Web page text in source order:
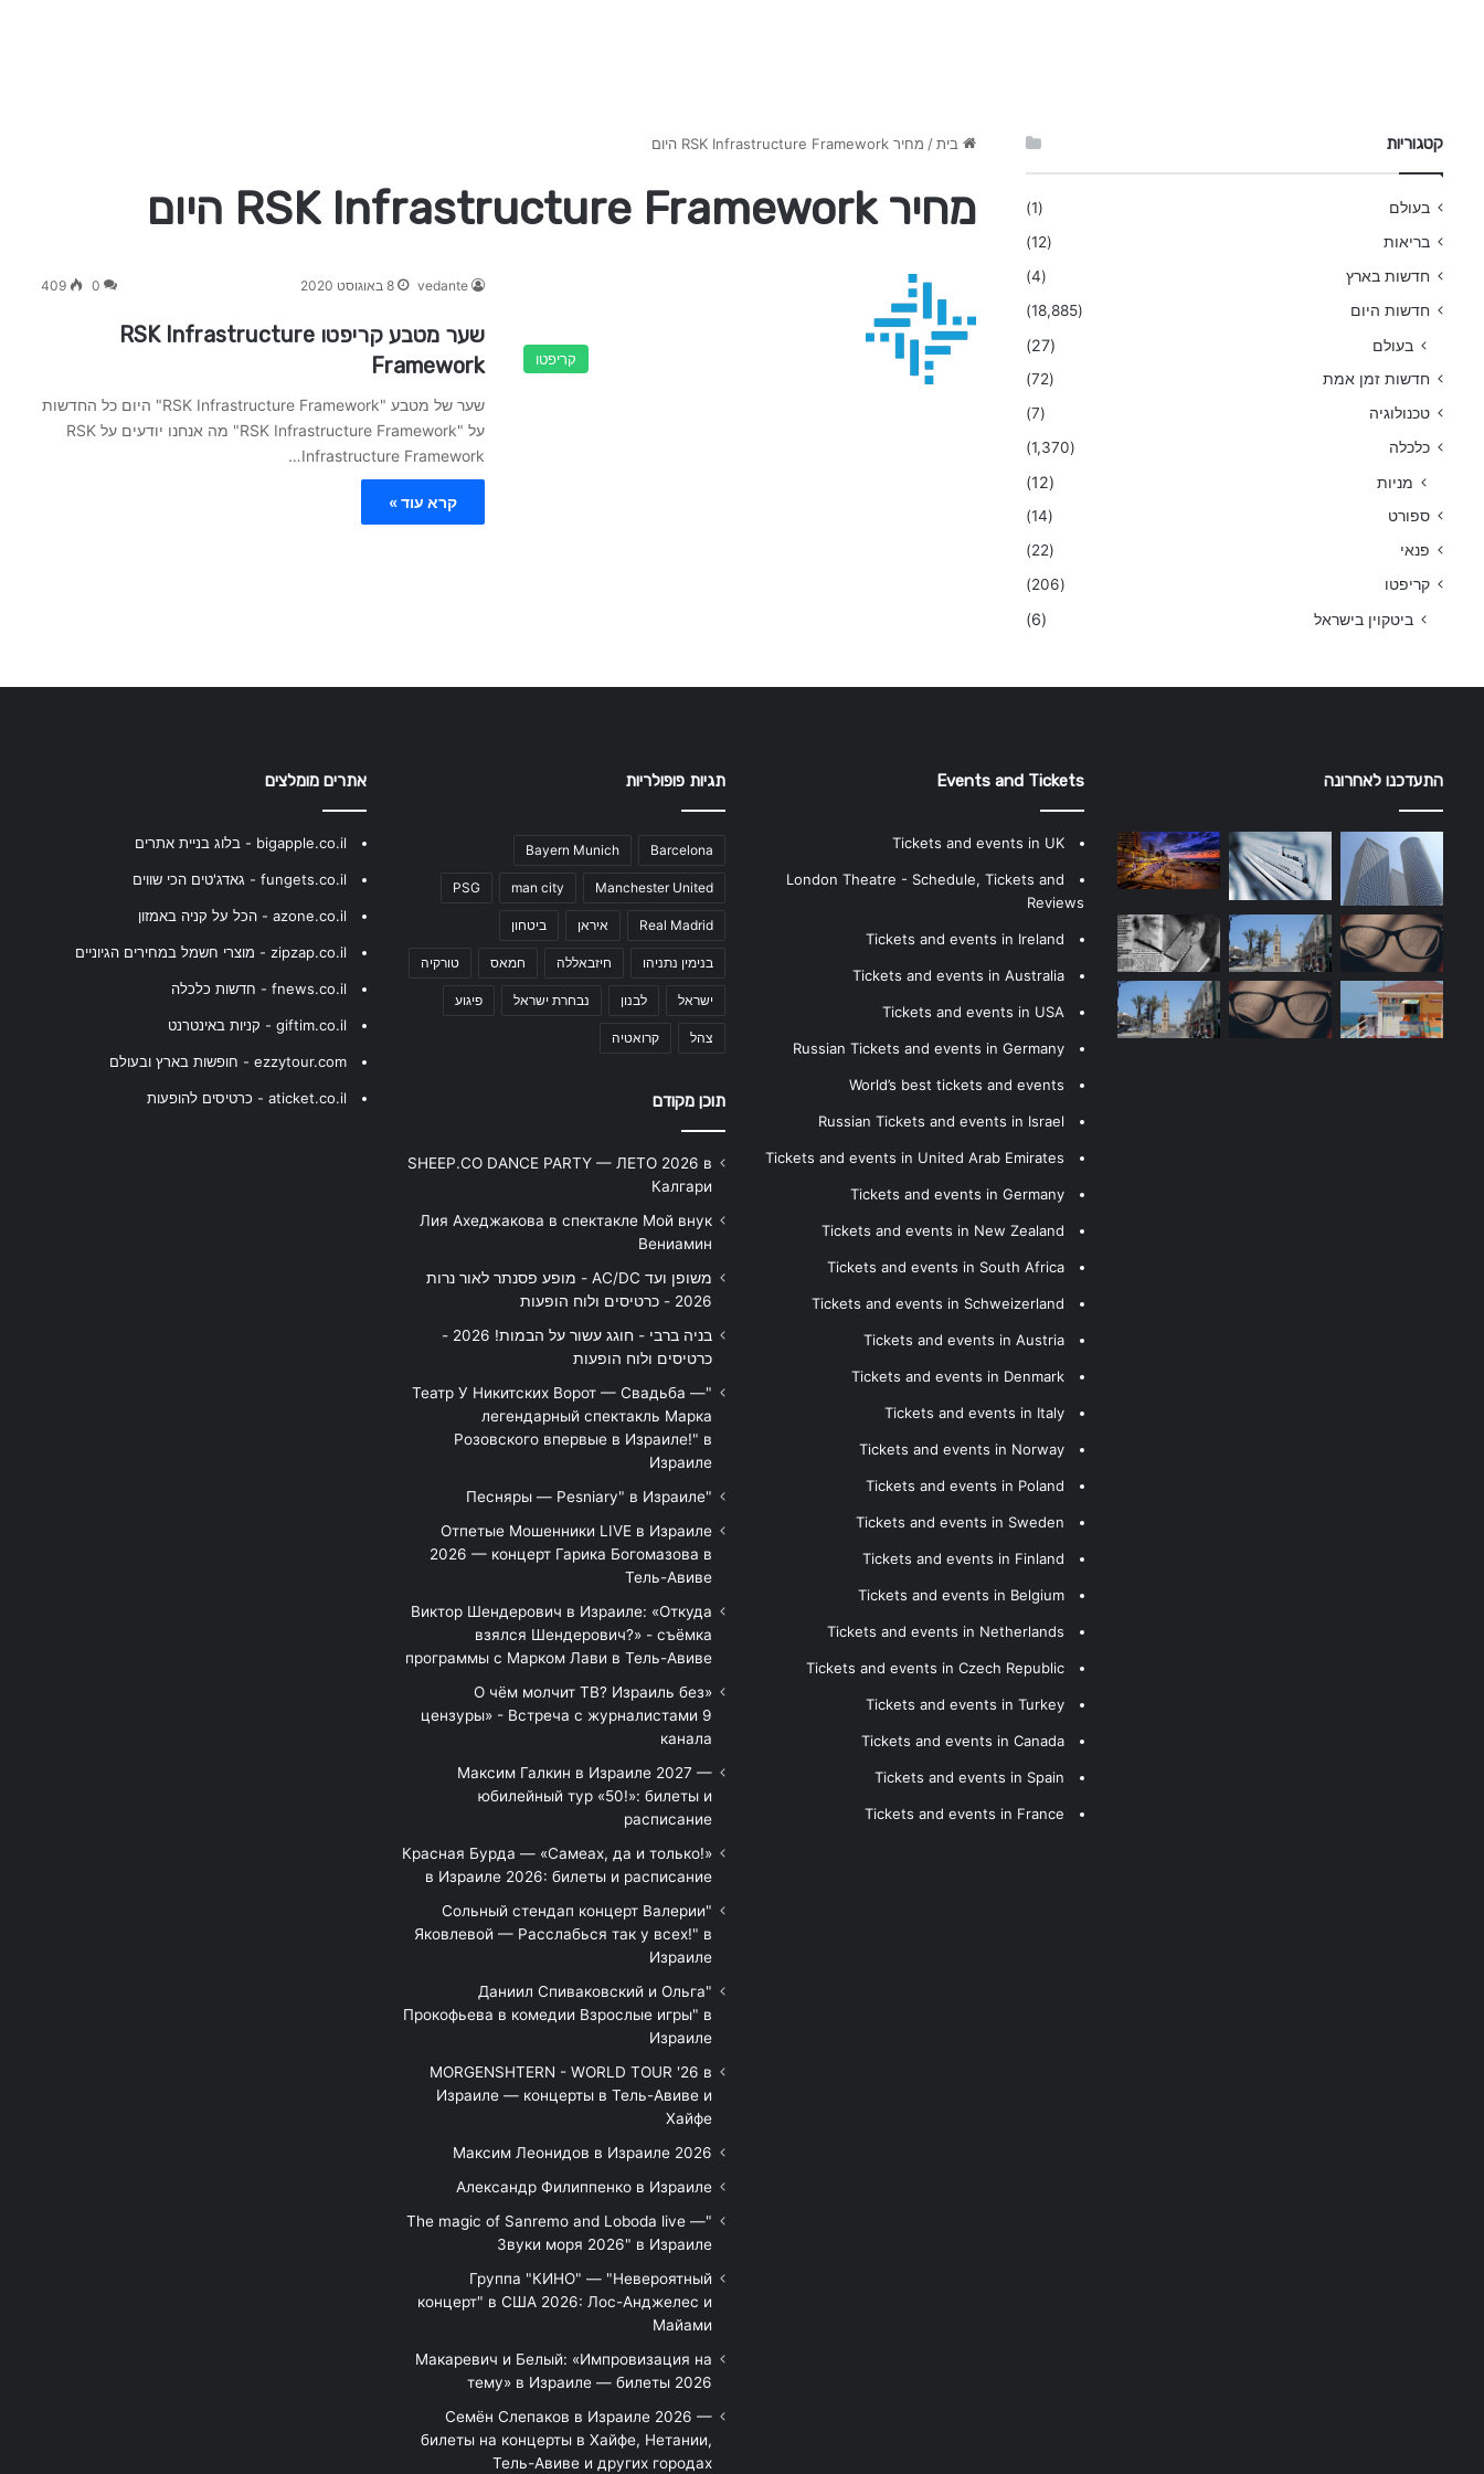
בית / מחיר RSK Infrastructure Framework היום
מחיר RSK Infrastructure Framework היום
קריפטו
vedante 8 באוגוסט 2020 0
409
שער מטבע קריפטו RSK Infrastructure
Framework
שער של מטבע "RSK Infrastructure Framework" היום כל החדשות
על "RSK Infrastructure Framework" מה אנחנו יודעים על RSK
Infrastructure Framework…
קרא עוד »
קטגוריות
בעולם
(1)
בריאות
(12)
חדשות בארץ
(4)
חדשות היום
(18,885)
בעולם (27)
חדשות זמן אמת
(72)
טכנולוגיה
(7)
כלכלה
(1,370)
מניות (12)
ספורט
(14)
פנאי
(22)
קריפטו
(206)
ביטקוין בישראל (6)
התעדכנו לאחרונה Events and Tickets
Tickets and events in UK
London Theatre - Schedule, Tickets and
Reviews
Tickets and events in Ireland
Tickets and events in Australia
Tickets and events in USA
Russian Tickets and events in Germany
World’s best tickets and events
Russian Tickets and events in Israel
Tickets and events in United Arab Emirates
Tickets and events in Germany
Tickets and events in New Zealand
Tickets and events in South Africa
Tickets and events in Schweizerland
Tickets and events in Austria
Tickets and events in Denmark
Tickets and events in Italy
Tickets and events in Norway
Tickets and events in Poland
Tickets and events in Sweden
Tickets and events in Finland
Tickets and events in Belgium
Tickets and events in Netherlands
Tickets and events in Czech Republic
Tickets and events in Turkey
Tickets and events in Canada
Tickets and events in Spain
Tickets and events in France
תגיות פופולריות
Barcelona
Bayern Munich
Manchester United
man city
PSG
Real Madrid איראן ביטחון
בנימין נתניהו חיזבאללה חמאס טורקיה
ישראל לבנון נבחרת ישראל פיגוע
צהל קרואטיה
תוכן מקודם
SHEEP.CO DANCE PARTY — ЛЕТО 2026 в
Калгари
Лия Ахеджакова в спектакле Мой внук
Вениамин
משופן ועד AC/DC - מופע פסנתר לאור נרות
2026 - כרטיסים ולוח הופעות
בניה ברבי - חוגג עשור על הבמות! 2026 -
כרטיסים ולוח הופעות
"Театр У Никитских Ворот — Свадьба —
легендарный спектакль Марка
Розовского впервые в Израиле!" в
Израиле
"Песняры — Pesniary" в Израиле
Отпетые Мошенники LIVE в Израиле
2026 — концерт Гарика Богомазова в
Тель-Авиве
Виктор Шендерович в Израиле: «Откуда
взялся Шендерович?» - съёмка
программы с Марком Лави в Тель-Авиве
«О чём молчит ТВ? Израиль без
цензуры» - Встреча с журналистами 9
канала
Максим Галкин в Израиле 2027 —
юбилейный тур «50!»: билеты и
расписание
Красная Бурда — «Самеах, да и только!»
в Израиле 2026: билеты и расписание
"Сольный стендап концерт Валерии
Яковлевой — Расслабься так у всех!" в
Израиле
"Даниил Спиваковский и Ольга
Прокофьева в комедии Взрослые игры" в
Израиле
MORGENSHTERN - WORLD TOUR '26 в
Израиле — концерты в Тель-Авиве и
Хайфе
Максим Леонидов в Израиле 2026
Александр Филиппенко в Израиле
"The magic of Sanremo and Loboda live —
Звуки моря 2026" в Израиле
Группа "КИНО" — "Невероятный
концерт" в США 2026: Лос-Анджелес и
Майами
Макаревич и Белый: «Импровизация на
тему» в Израиле — билеты 2026
Семён Слепаков в Израиле 2026 —
билеты на концерты в Хайфе, Нетании,
Тель-Авиве и других городах
אתרים מומלצים
bigapple.co.il - בלוג בניית אתרים
fungets.co.il - גאדג'טים הכי שווים
azone.co.il - הכל על קניה באמזון
zipzap.co.il - מוצרי חשמל במחירים הגיוניים
fnews.co.il - חדשות כלכלה
giftim.co.il - קניות באינטרנט
ezzytour.com - חופשות בארץ ובעולם
aticket.co.il - כרטיסים להופעות